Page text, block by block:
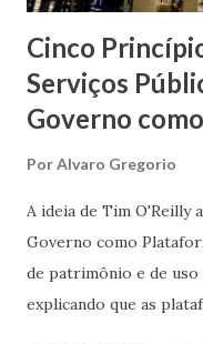
Cinco
Serviços
Governo
PorAlvaro Gregorio
A ideia de Tim O'Reilly
Governo como
de patrimônio e de uso
explicando que as